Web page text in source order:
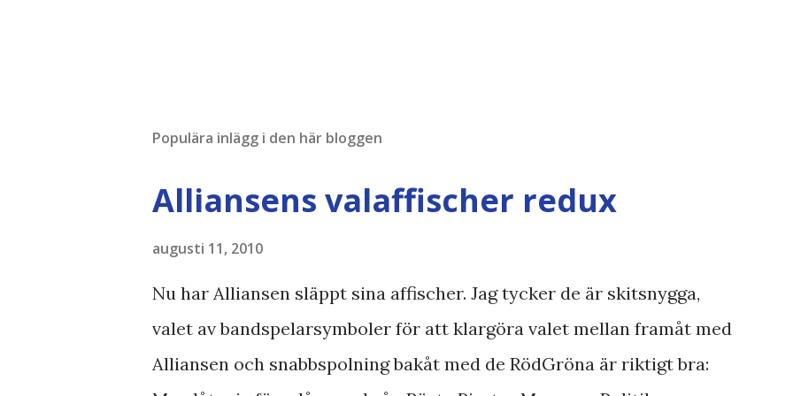
Populära inlägg i den här bloggen
Alliansens valaffischer redux
augusti 11, 2010
Nu har Alliansen släppt sina affischer. Jag tycker de är skitsnygga,
valet av bandspelarsymboler för att klargöra valet mellan framåt med
Alliansen och snabbspolning bakåt med de RödGröna är riktigt bra: